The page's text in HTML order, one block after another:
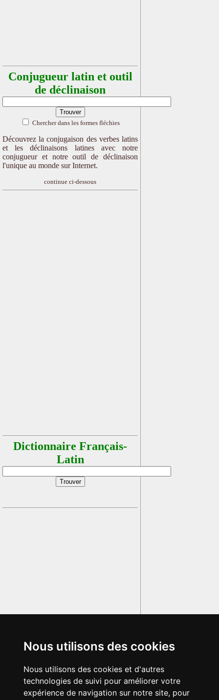
Nous utilisons des cookies
Nous utilisons des cookies et d'autres
technologies de suivi pour améliorer votre
expérience de navigation sur notre site, pour
Conjugueur latin et outil
de déclinaison
Chercher dans les formes fléchies
Découvrez la conjugaison des verbes latins
et les déclinaisons latines avec notre
conjugueur et notre outil de déclinaison
l'unique au monde sur Internet.
continue ci-dessous
Dictionnaire Français-
Latin